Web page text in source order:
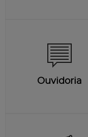
Ouvidoria